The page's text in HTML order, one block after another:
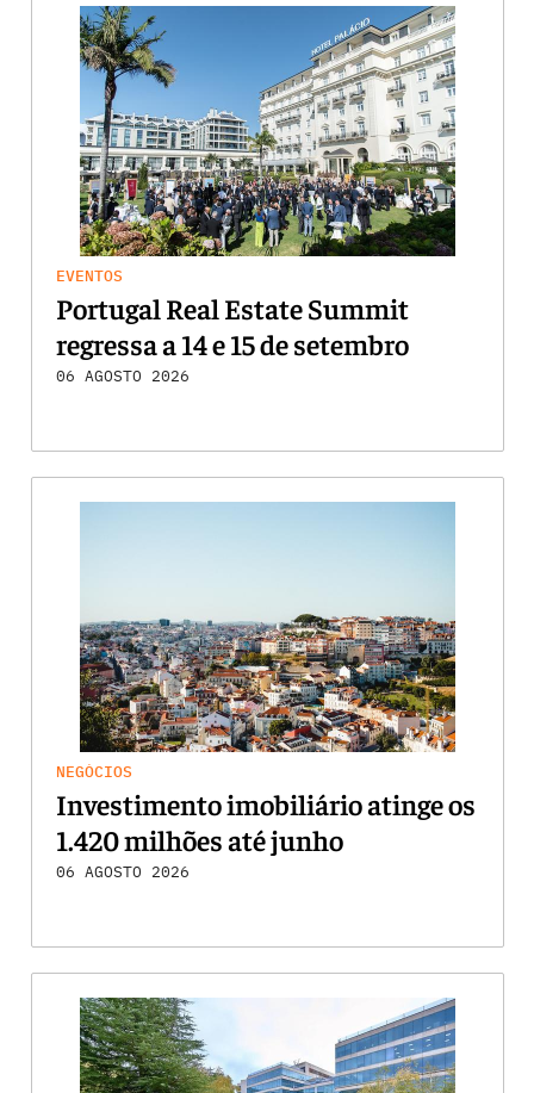
EVENTOS
Portugal Real Estate Summit
regressa a 14 e 15 de setembro
06 AGOSTO 2026
NEGÓCIOS
Investimento imobiliário atinge os
1.420 milhões até junho
06 AGOSTO 2026